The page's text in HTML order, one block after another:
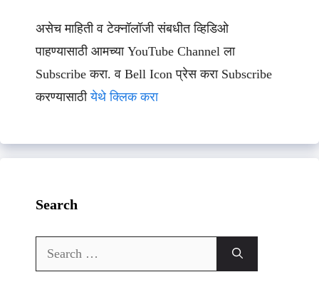
असेच माहिती व टेक्नॉलॉजी संबधीत व्हिडिओ
पाहण्यासाठी आमच्या YouTube Channel ला
Subscribe करा. व Bell Icon प्रेस करा Subscribe
करण्यासाठीयेथे क्लिक करा
Search
Search
for: